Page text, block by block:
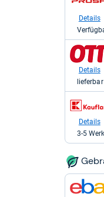
für
120,03
kaufen.
Details
Auf
zum
Shop:
eBay
für
kaufen.
Details
Auf
Proshop.de
für
105,76
kaufen.
Details
zum
Shop:
Otto.de
für
kaufen.
Details
zum
Shop:
für
kaufen.
Details
3-5
zum
Shop: